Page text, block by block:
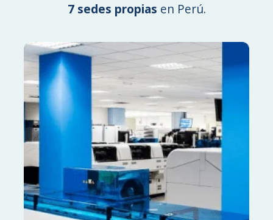
7 sedes propias en Perú.